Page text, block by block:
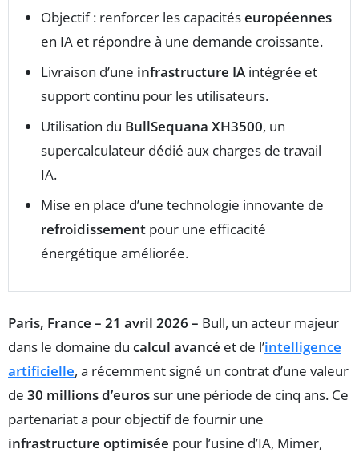
Objectif : renforcer les capacitéseuropéennes
en IA et répondre à une demande croissante.
Livraison d’une infrastructure IA intégrée et
support continu pour les utilisateurs.
Utilisation du BullSequana XH3500, un
supercalculateur dédié aux charges de travail
IA.
Mise en place d’une technologie innovante de
refroidissement pour une efficacité
énergétique améliorée.
Paris, France – 21 avril 2026 – Bull, un acteur majeur
dans le domaine du calcul avancé et de l’intelligence
artificielle, a récemment signé un contrat d’une valeur
de 30 millions d’eurossur une période de cinq ans. Ce
partenariat a pour objectif de fournir une
infrastructure optimisée pour l’usine d’IA, Mimer,